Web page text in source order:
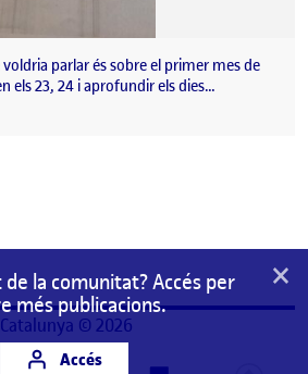
parlar és sobre el primer mes de
els 23, 24 i aprofundir els dies…
la comunitat? Accés per
més publicacions.
Accés
×
© 2026